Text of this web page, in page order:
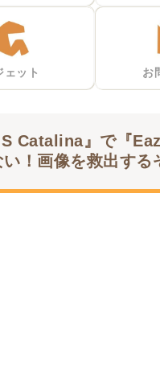
ェット お
Catalina』で『
！画像を救出する